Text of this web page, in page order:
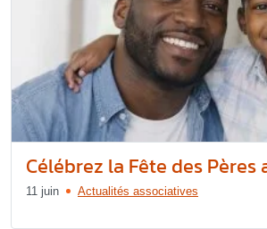
Célébrez la Fête des Pères
11 juin Actualités associatives